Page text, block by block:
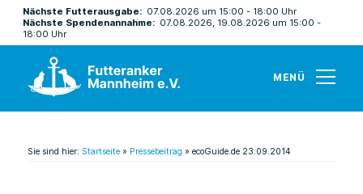
Nächste Futterausgabe: 07.08.2026 um 15:00 - 18:00 Uhr
Nächste Spendenannahme: 07.08.2026, 19.08.2026 um 15:00 -
18:00 Uhr
MENÜ
Sie sind hier: Startseite» Pressebeitrag » ecoGuide.de 23.09.2014